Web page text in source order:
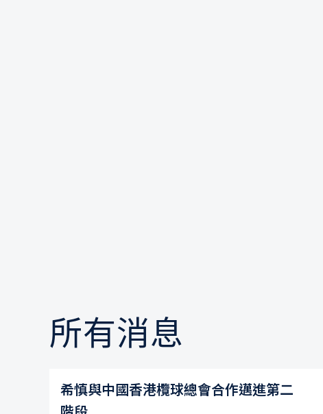
所有消息
希慎與中國香港欖球總會合作邁進第二